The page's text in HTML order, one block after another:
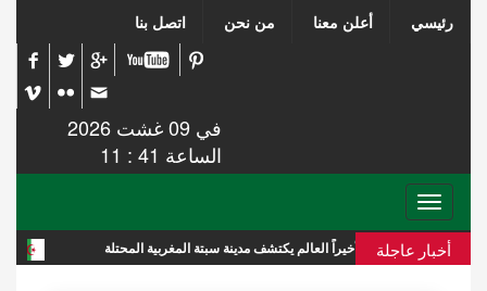
رئيسي أعلن معنا من نحن اتصل بنا
في 09 غشت 2026
الساعة 41 : 11
Toggle
navigation
أخبار عاجلة تقرير أخيراً العالم يكتشف مدينة سبتة المغربية المحتلة